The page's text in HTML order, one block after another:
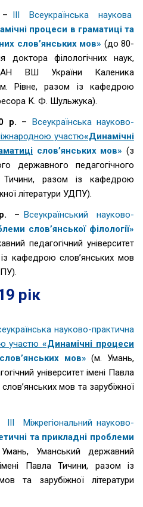
– IІІ Всеукраїнська наукова
процеси в граматиці та
слов’янських мов» (до 80-
доктора філологічних наук,
АН ВШ України Каленика
Рівне, разом із кафедрою
К. Ф. Шульжука).
р. – Всеукраїнська науково-
участю«Динамічні
слов’янських мов» (з
державного педагогічного
Тичини, разом із кафедрою
літератури УДПУ).
–Всеукраїнський науково-
слов’янської філології»
педагогічний університет
кафедрою слов’янських мов
рік
науково-практична
участю«Динамічні процеси
слов’янських мов»(м. Умань,
університет імені Павла
мов та зарубіжної
ІІІ Міжрегіональний науково-
та прикладні проблеми
Уманський державний
імені Павла Тичини, разом із
та зарубіжної літератури